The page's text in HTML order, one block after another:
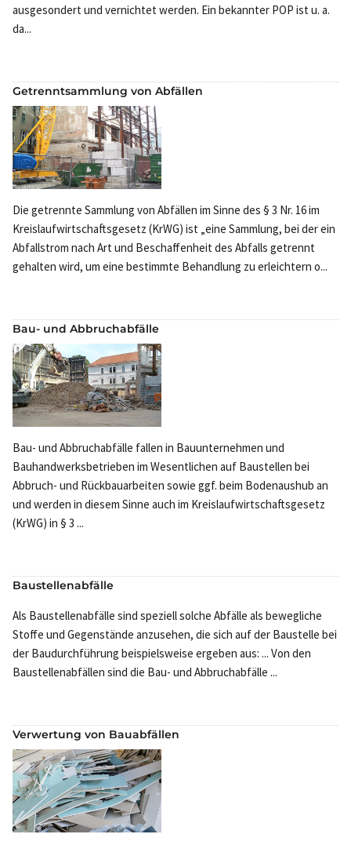
ausgesondert und vernichtet werden. Ein bekannter POP ist u. a.
da...
Getrenntsammlung von Abfällen
Die getrennte Sammlung von Abfällen im Sinne des § 3 Nr. 16 im
Kreislaufwirtschaftsgesetz (KrWG) ist „eine Sammlung, bei der ein
Abfallstrom nach Art und Beschaffenheit des Abfalls getrennt
gehalten wird, um eine bestimmte Behandlung zu erleichtern o...
Bau- und Abbruchabfälle
Bau- und Abbruchabfälle fallen in Bauunternehmen und
Bauhandwerksbetrieben im Wesentlichen auf Baustellen bei
Abbruch- und Rückbauarbeiten sowie ggf. beim Bodenaushub an
und werden in diesem Sinne auch im Kreislaufwirtschaftsgesetz
(KrWG) in § 3 ...
Baustellenabfälle
Als Baustellenabfälle sind speziell solche Abfälle als bewegliche
Stoffe und Gegenstände anzusehen, die sich auf der Baustelle bei
der Baudurchführung beispielsweise ergeben aus: ... Von den
Baustellenabfällen sind die Bau- und Abbruchabfälle ...
Verwertung von Bauabfällen